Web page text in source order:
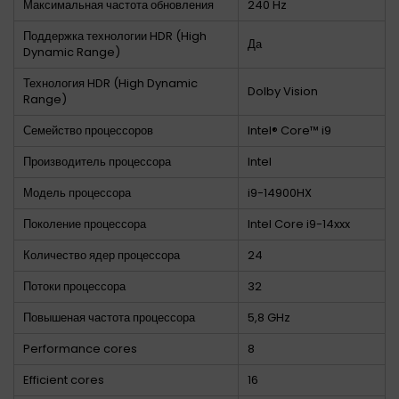
Максимальная частота обновления
240 Hz
Поддержка технологии HDR (High
Dynamic Range)
Да
Технология HDR (High Dynamic
Range)
Dolby Vision
Семейство процессоров
Intel® Core™ i9
Производитель процессора
Intel
Модель процессора
i9-14900HX
Поколение процессора
Intel Core i9-14xxx
Количество ядер процессора
24
Потоки процессора
32
Повышеная частота процессора
5,8 GHz
Performance cores
8
Efficient cores
16